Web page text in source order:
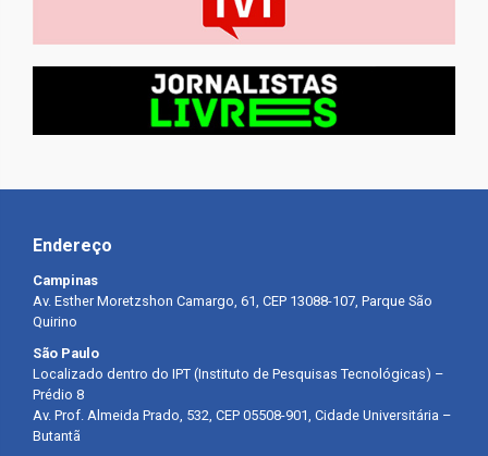
Endereço
Campinas
Av. Esther Moretzshon Camargo, 61, CEP 13088-107, Parque São
Quirino
São Paulo
Localizado dentro do IPT (Instituto de Pesquisas Tecnológicas) –
Prédio 8
Av. Prof. Almeida Prado, 532, CEP 05508-901, Cidade Universitária –
Butantã